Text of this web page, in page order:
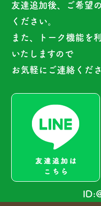
友達追加後、ご希望
ください。
また、トーク機能を
いたしますので
お気軽にご連絡くださ